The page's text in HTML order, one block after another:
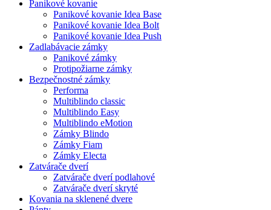
Panikové kovanie
Panikové kovanie Idea Base
Panikové kovanie Idea Bolt
Panikové kovanie Idea Push
Zadlabávacie zámky
Panikové zámky
Protipožiarne zámky
Bezpečnostné zámky
Performa
Multiblindo classic
Multiblindo Easy
Multiblindo eMotion
Zámky Blindo
Zámky Fiam
Zámky Electa
Zatvárače dverí
Zatvárače dverí podlahové
Zatvárače dverí skryté
Kovania na sklenené dvere